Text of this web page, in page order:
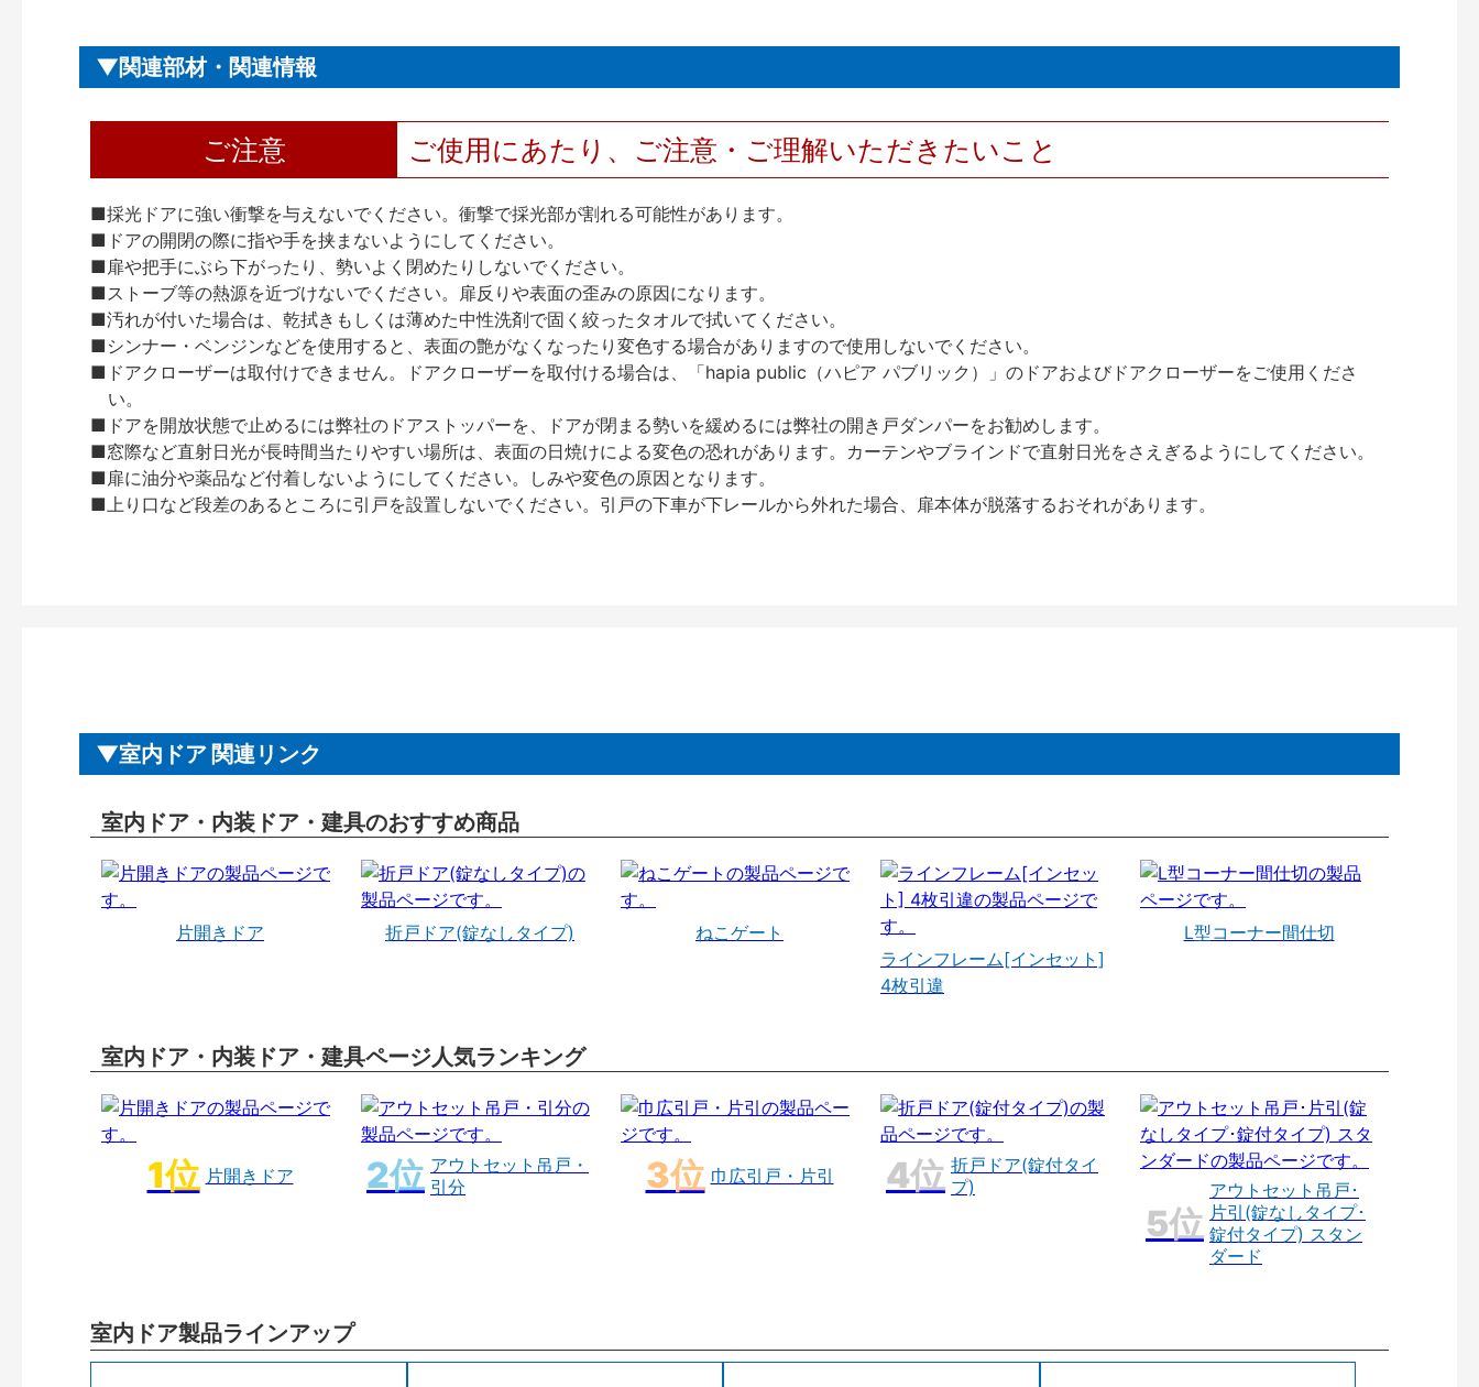
関連部材・関連情報
ご注意 ご使用にあたり、ご注意・ご理解いただきたいこと
■採光ドアに強い衝撃を与えないでください。衝撃で採光部が割れる可能性があります。
■ドアの開閉の際に指や手を挟まないようにしてください。
■扉や把手にぶら下がったり、勢いよく閉めたりしないでください。
■ストーブ等の熱源を近づけないでください。扉反りや表面の歪みの原因になります。
■汚れが付いた場合は、乾拭きもしくは薄めた中性洗剤で固く絞ったタオルで拭いてください。
■シンナー・ベンジンなどを使用すると、表面の艶がなくなったり変色する場合がありますので使用しないでください。
■ドアクローザーは取付けできません。ドアクローザーを取付ける場合は、「hapia public（ハピア パブリック）」のドアおよびドアクローザーをご使用くださ
い。
■ドアを開放状態で止めるには弊社のドアストッパーを、ドアが閉まる勢いを緩めるには弊社の開き戸ダンパーをお勧めします。
■窓際など直射日光が長時間当たりやすい場所は、表面の日焼けによる変色の恐れがあります。カーテンやブラインドで直射日光をさえぎるようにしてください。
■扉に油分や薬品など付着しないようにしてください。しみや変色の原因となります。
■上り口など段差のあるところに引戸を設置しないでください。引戸の下車が下レールから外れた場合、扉本体が脱落するおそれがあります。
室内ドア 関連リンク
室内ドア・内装ドア・建具のおすすめ商品
片開きドア 折戸ドア(錠なしタイプ)
ねこゲート
ラインフレーム[インセット]
4枚引違
L型コーナー間仕切
室内ドア・内装ドア・建具ページ人気ランキング
片開きドア
アウトセット吊戸・
引分
巾広引戸・片引
折戸ドア(錠付タイ
プ)
アウトセット吊戸･
片引(錠なしタイプ･
錠付タイプ) スタン
ダード
室内ドア製品ラインアップ